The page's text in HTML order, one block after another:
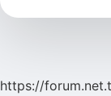
https://